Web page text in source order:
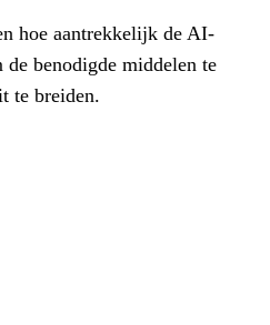
hoe aantrekkelijk de AI-
benodigde middelen te
te breiden.